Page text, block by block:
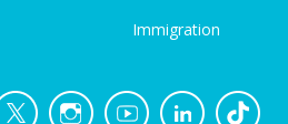
Immigration